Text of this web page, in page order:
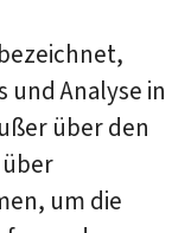
und Analyse in
über den
um die